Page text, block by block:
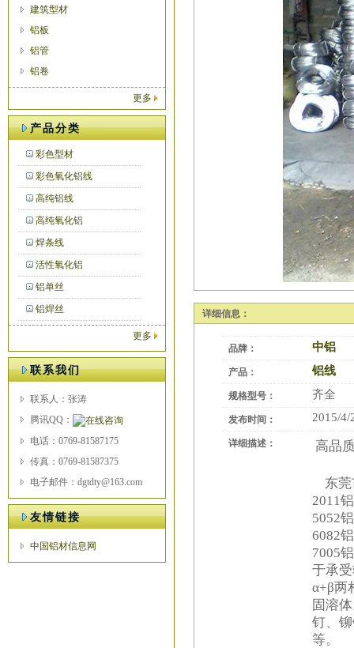
建筑型材
铝板
铝管
铝卷
更多
产品分类
彩色型材
彩色氧化铝线
高纯铝线
高纯氧化铝
焊条线
活性氧化铝
铝单丝
铝焊丝
更多
联系我们
联系人：张涛
腾讯QQ：
电话：0769-81587175
传真：0769-81587375
电子邮件：dgtdty@163.com
友情链接
中国铝材信息网
详细信息：
品牌： 中铝
产品： 铝线
规格型号： 齐全
发布时间： 2015/4/
详细描述： 高品
东莞
2011
5052
6082
7005
于承
α+β两
固溶
钉、
等。